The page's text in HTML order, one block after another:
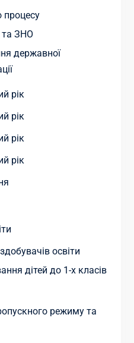
процесу
та ЗНО
державної
рік
рік
рік
рік
освіти
дітей до 1-х класів
режиму та